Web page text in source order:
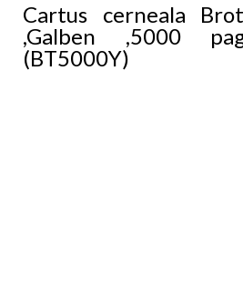
Cartus cerneala
,Galben ,5000
(BT5000Y)